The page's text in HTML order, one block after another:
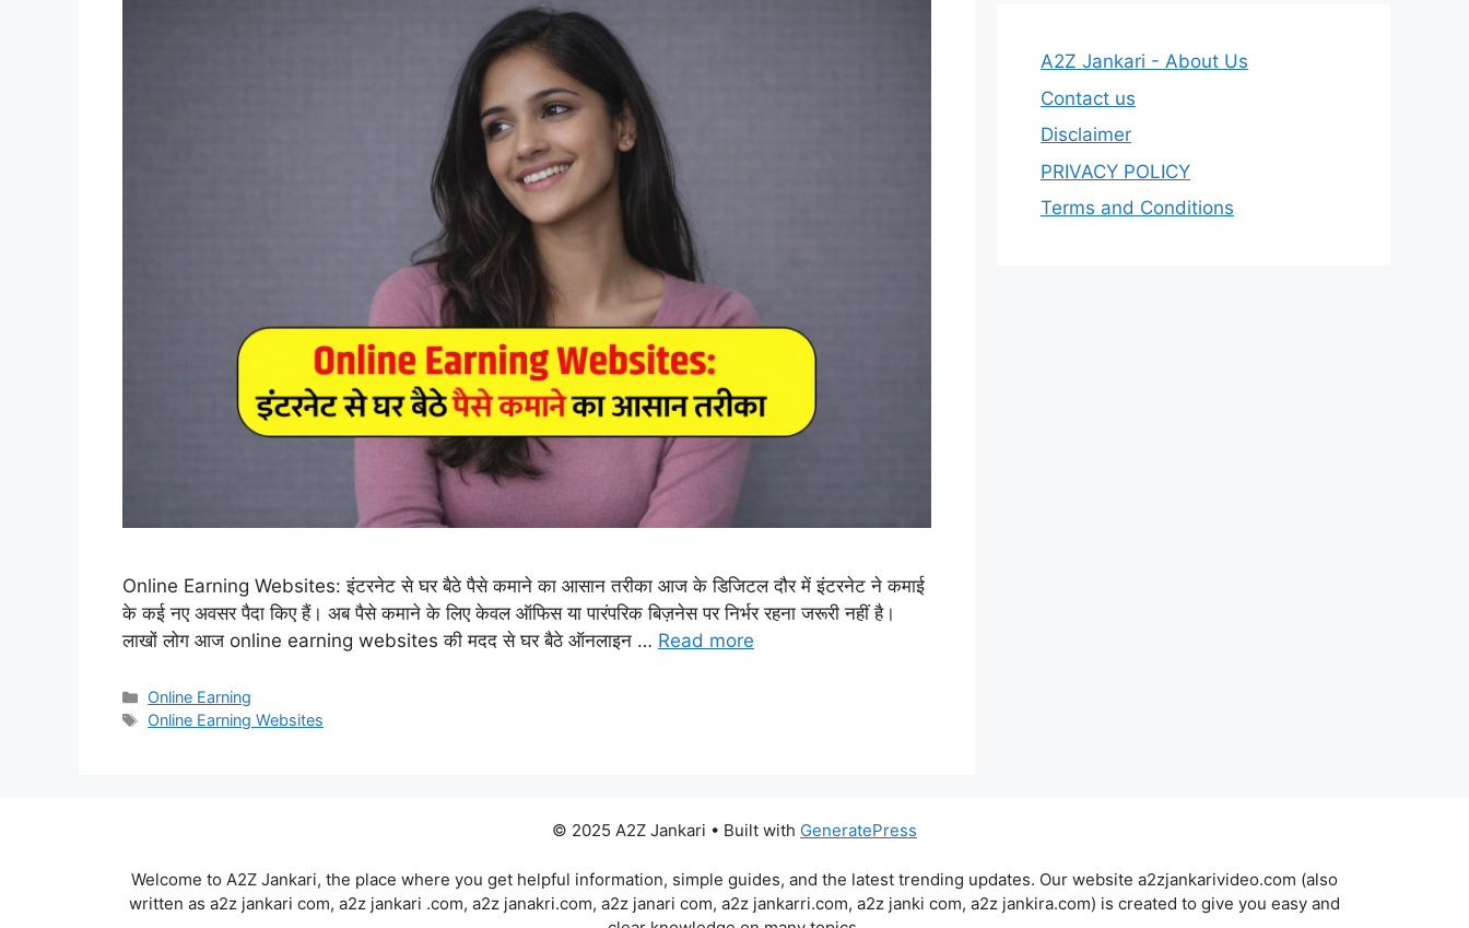
Online Earning Websites: इंटरनेट से घर बैठे पैसे कमाने का आसान तरीका आज के डिजिटल दौर में इंटरनेट ने कमाई
के कई नए अवसर पैदा किए हैं। अब पैसे कमाने के लिए केवल ऑफिस या पारंपरिक बिज़नेस पर निर्भर रहना जरूरी नहीं है।
लाखों लोग आज online earning websites की मदद से घर बैठे ऑनलाइन … Read more
Categories
Online Earning
Tags
Online Earning Websites
A2Z Jankari - About Us
Contact us
Disclaimer
PRIVACY POLICY
Terms and Conditions
© 2025 A2Z Jankari • Built with GeneratePress
Welcome to A2Z Jankari, the place where you get helpful information, simple guides, and the latest trending updates. Our website a2zjankarivideo.com (also
written as a2z jankari com, a2z jankari .com, a2z janakri.com, a2z janari com, a2z jankarri.com, a2z janki com, a2z jankira.com) is created to give you easy and